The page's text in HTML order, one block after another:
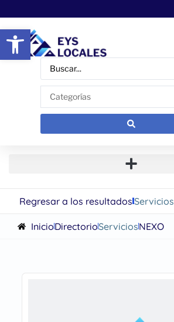
Abrir barra de herramientas
Regresar a los resultadosServicios
InicioDirectorioServiciosNEXO